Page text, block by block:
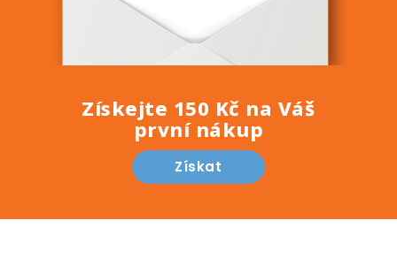
Získejte 150 Kč na Váš
první nákup
Získat